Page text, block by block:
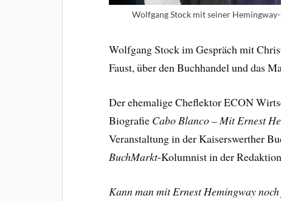
Wolfgang Stock mit seiner
Wolfgang Stock im Gespräch mit
Faust, über den Buchhandel und das
Der ehemalige Cheflektor ECON
Biografie Cabo Blanco – Mit Ernest
Veranstaltung in der Kaiserswerther
BuchMarkt-Kolumnist in der
Kann man mit Ernest Hemingway